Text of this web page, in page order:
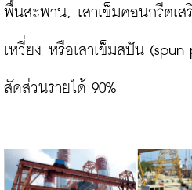
พื้นสะพาน, เสาเข็มคอนกรีตเส
เหวี่ยง หรือเสาเข็มสปัน
สัดส่วนรายได้ 90%